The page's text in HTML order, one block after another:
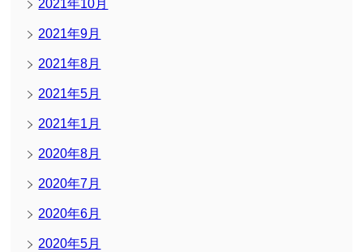
2021年10月
2021年9月
2021年8月
2021年5月
2021年1月
2020年8月
2020年7月
2020年6月
2020年5月